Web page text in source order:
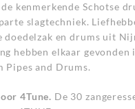
kenmerkende Schotse
slagtechniek.
doedelzak en drums uit
hebben elkaar gevonden
Pipes and Drums.
4Tune. De 30